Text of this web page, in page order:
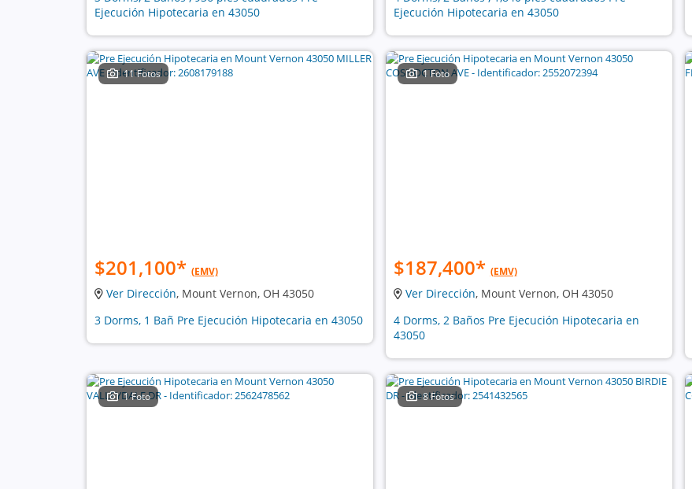
Ejecución Hipotecaria en 43050
Ejecución Hipotecaria en 43050
11 Fotos
$201,100* (EMV)
Ver Dirección, Mount Vernon, OH 43050
3 Dorms, 1 Bañ Pre Ejecución Hipotecaria en 43050
1 Foto
$187,400* (EMV)
Ver Dirección, Mount Vernon, OH 43050
4 Dorms, 2 Baños Pre Ejecución Hipotecaria en
43050
1 Foto 8 Fotos